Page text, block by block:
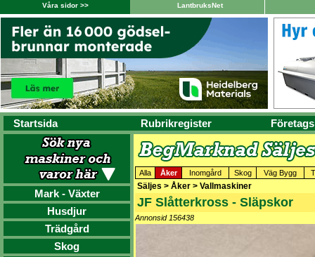
Våra sidor >> LantbruksNet
Startsida Rubrikregister
Mark - Växter
Husdjur
Trädgård
Skog
Alla Åker Inomgård Skog Väg Bygg
Säljes > Åker > Vallmaskiner
JF Slåtterkross - Släpskor
Annonsid 156438